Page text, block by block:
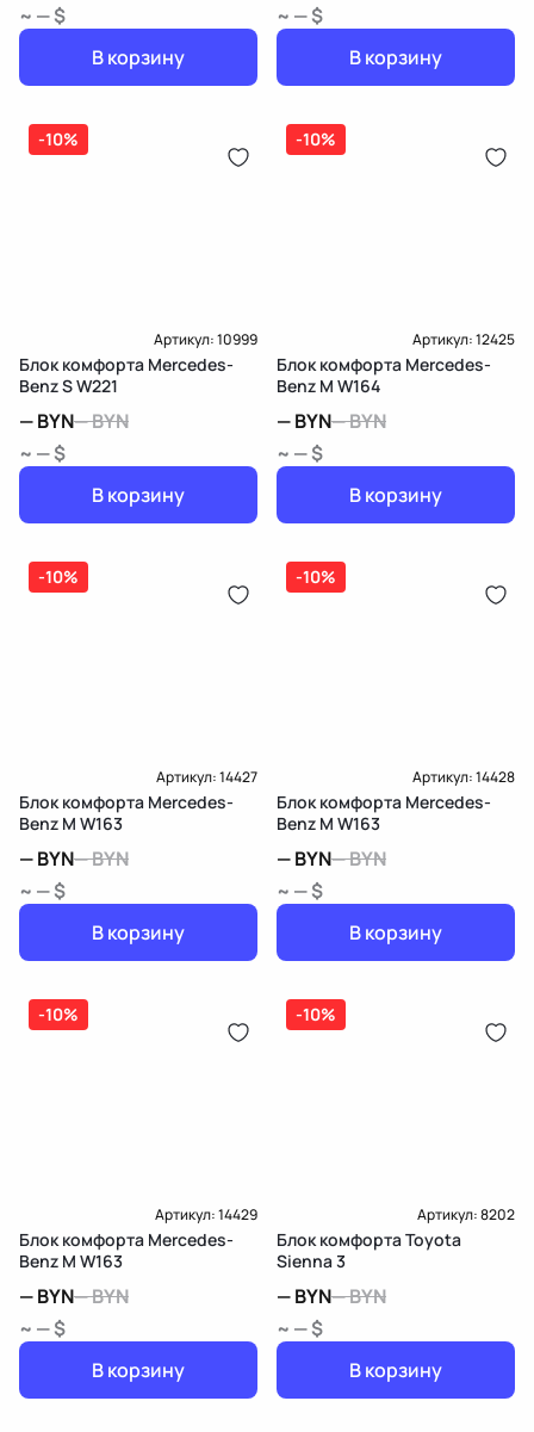
~ — $
В корзину
~ — $
В корзину
-10%
Артикул:10999
Блок комфорта Mercedes-
Benz S W221
—BYN—BYN
~ — $
В корзину
-10%
Артикул:12425
Блок комфорта Mercedes-
Benz M W164
—BYN—BYN
~ — $
В корзину
-10%
Артикул:14427
Блок комфорта Mercedes-
Benz M W163
—BYN—BYN
~ — $
В корзину
-10%
Артикул:14428
Блок комфорта Mercedes-
Benz M W163
—BYN—BYN
~ — $
В корзину
-10%
Артикул:14429
Блок комфорта Mercedes-
Benz M W163
—BYN—BYN
~ — $
В корзину
-10%
Артикул:8202
Блок комфорта Toyota
Sienna 3
—BYN—BYN
~ — $
В корзину